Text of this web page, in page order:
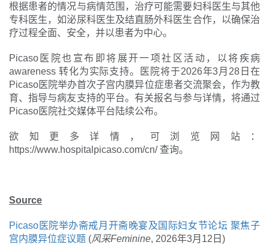
根据患者的情况与病情范围，治疗可能需要妇科医生与其他
专科医生，如泌尿科医生及结直肠外科医生合作，以确保治
疗过程全面、安全，并以患者为中心。
Picaso医院也宣布即将展开一项社区活动，以将疾病
awareness 转化为实际支持。医院将于2026年3月28日在
Picaso医院举办首次子宫内膜异位症患者交流聚会，作为教
育、指导与病友支持的平台。有关报名与参与详情，将通过
Picaso医院社交媒体平台陆续公布。
欲知更多详情，可浏览网站：
https://www.hospitalpicaso.com/cn/ 查询。
Source
Picaso医院举办斋戒月开斋晚宴及国际妇女节论坛 聚焦子
宫内膜异位症议题 (风采Feminine, 2026年3月12日)